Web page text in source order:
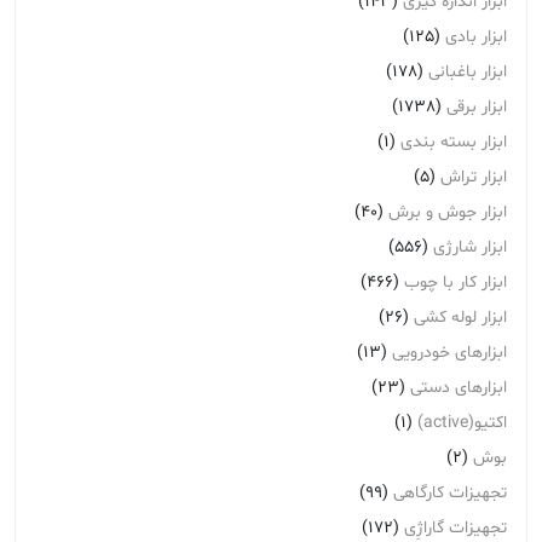
ابزار بادی (125)
ابزار باغبانی (178)
ابزار برقی (1738)
ابزار بسته بندی (1)
ابزار تراش (5)
ابزار جوش و برش (40)
ابزار شارژی (556)
ابزار کار با چوب (466)
ابزار لوله کشی (26)
ابزارهای خودرویی (13)
ابزارهای دستی (23)
اکتیو(active)
(1)
بوش (2)
تجهیزات کارگاهی (99)
تجهیزات گاراژِی (172)